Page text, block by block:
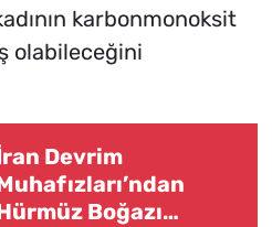
karbonmonoksit
olabileceğini
Devrim
Boğazı